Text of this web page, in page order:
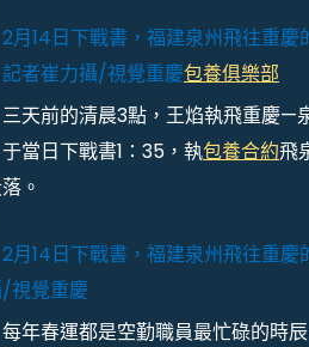
2月14日下戰書，福建泉州飛往重
者崔力攝/視覺重慶包養俱樂部
三天前的清晨3點，王焰執飛重慶—
當日下戰書1∶35，執包養合約飛
。
2月14日下戰書，福建泉州飛往重
視覺重慶
每年春運都是空勤職員最忙碌的時